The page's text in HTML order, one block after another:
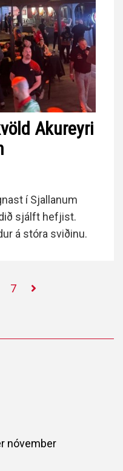
Akureyri
í Sjallanum
sjálft hefjist.
á stóra sviðinu.
7
nóvember